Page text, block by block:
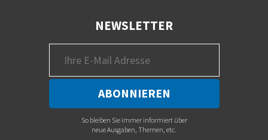
NEWSLETTER
So bleiben Sie immer informiert über
neue Ausgaben, Themen, etc.